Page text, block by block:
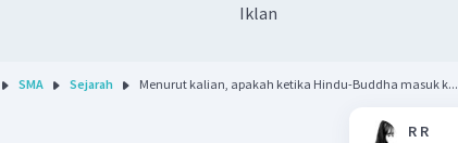
Iklan
SMA Sejarah Menurut kalian, apakah ketika Hindu-Buddha masuk k...
R R